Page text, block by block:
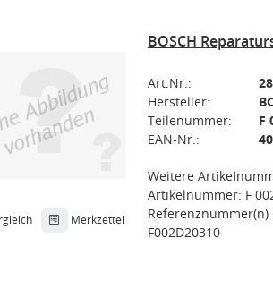
Merkzettel
BOSCH
Art.Nr.:
Hersteller:
Teilenummer:
F
EAN-Nr.:
Weitere
Artikelnummer: F
Referenznummer(n)
F002D20310